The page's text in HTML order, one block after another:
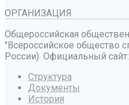
ОРГАНИЗАЦИЯ
Общероссийская
"Всероссийское общество
России). Официальный
Структура
Документы
История